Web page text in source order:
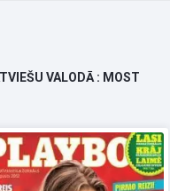
VALODĀ : MOST